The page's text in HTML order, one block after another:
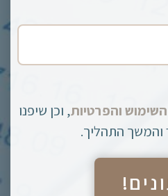
והפרטיות, וכן שיפנו
והמשך התהליך.